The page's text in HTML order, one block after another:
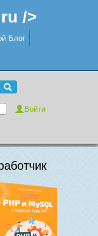
/>
Блог